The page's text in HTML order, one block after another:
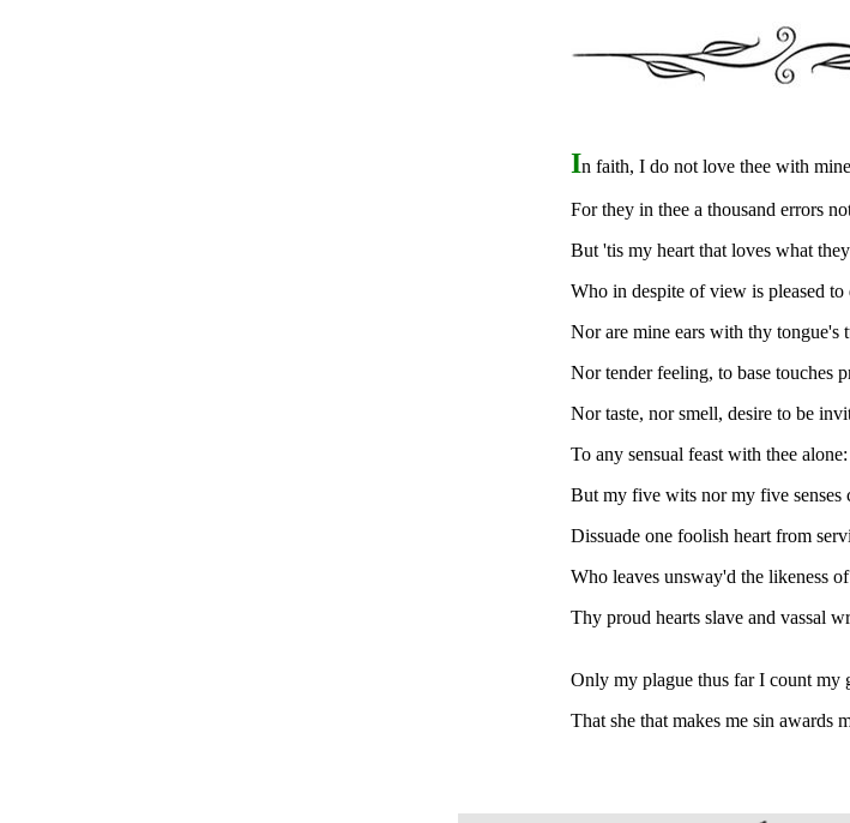
In faith, I do not love thee with
For they in thee a thousand errors
But 'tis my heart that loves what
Who in despite of view is pleased to
Nor are mine ears with thy tongue's
Nor tender feeling, to base touches
Nor taste, nor smell, desire to be
To any sensual feast with thee alone:
But my five wits nor my five senses
Dissuade one foolish heart from
Who leaves unsway'd the likeness
Thy proud hearts slave and vassal
Only my plague thus far I count my
That she that makes me sin awards